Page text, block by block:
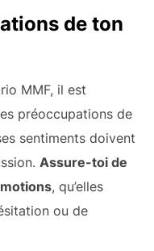
de ton
MMF, il est
préoccupations de
sentiments doivent
Assure-toi de
, qu’elles
ou de